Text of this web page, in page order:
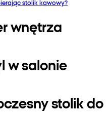
stolik kawowy?
wnętrza
w salonie
stolik do